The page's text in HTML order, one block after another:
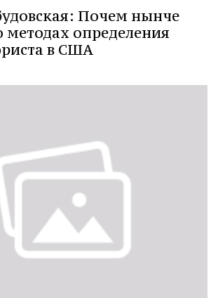
Почем нынче
методах определения
в США